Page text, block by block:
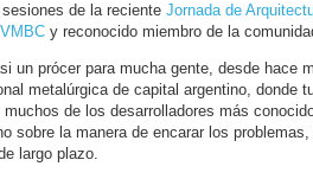
de la reciente Jornada de
VMBC y reconocido miembro de la
un prócer para mucha gente, desde hace
metalúrgica de capital argentino, donde
muchos de los desarrolladores más
sobre la manera de encarar los
largo plazo.